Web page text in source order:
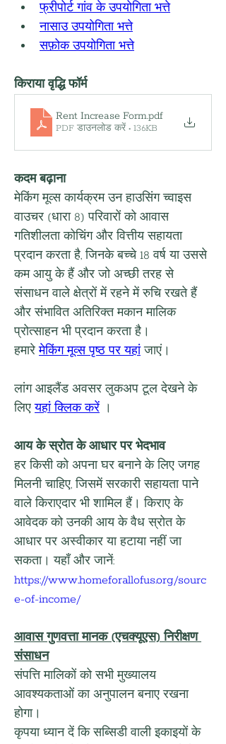
फ्रीपोर्ट गांव के उपयोगिता भत्ते
नासाउ उपयोगिता भत्ते
सफ़ोक उपयोगिता भत्ते
किराया वृद्धि फॉर्म
Rent Increase Form.pdf
PDF डाउनलोड करें • 136KB
कदम बढ़ाना
मेकिंग मूव्स कार्यक्रम उन हाउसिंग च्वाइस
वाउचर (धारा 8) परिवारों को आवास
गतिशीलता कोचिंग और वित्तीय सहायता
प्रदान करता है, जिनके बच्चे 18 वर्ष या उससे
कम आयु के हैं और जो अच्छी तरह से
संसाधन वाले क्षेत्रों में रहने में रुचि रखते हैं
और संभावित अतिरिक्त मकान मालिक
प्रोत्साहन भी प्रदान करता है।
हमारे मेकिंग मूव्स पृष्ठ पर यहां जाएं।
लांग आइलैंड अवसर लुकअप टूल देखने के
लिए यहां क्लिक करें ।
आय के स्रोत के आधार पर भेदभाव
हर किसी को अपना घर बनाने के लिए जगह
मिलनी चाहिए, जिसमें सरकारी सहायता पाने
वाले किराएदार भी शामिल हैं। किराए के
आवेदक को उनकी आय के वैध स्रोत के
आधार पर अस्वीकार या हटाया नहीं जा
सकता। यहाँ और जानें:
https://www.homeforallofus.org/sourc
e-of-income/
आवास गुणवत्ता मानक (एचक्यूएस) निरीक्षण
संसाधन
संपत्ति मालिकों को सभी मुख्यालय
आवश्यकताओं का अनुपालन बनाए रखना
होगा।
कृपया ध्यान दें कि सब्सिडी वाली इकाइयों के